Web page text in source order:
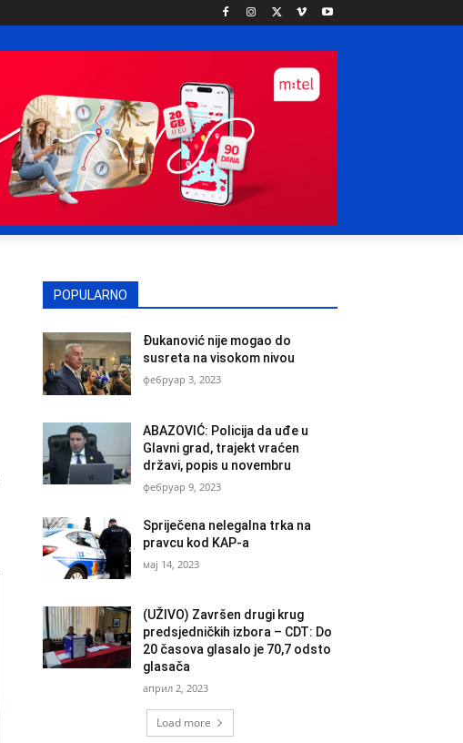
POPULARNO
Đukanović nije mogao do
susreta na visokom nivou
фебруар 3, 2023
ABAZOVIĆ: Policija da uđe u
Glavni grad, trajekt vraćen
državi, popis u novembru
фебруар 9, 2023
Spriječena nelegalna trka na
pravcu kod KAP-a
мај 14, 2023
(UŽIVO) Završen drugi krug
predsjedničkih izbora – CDT: Do
20 časova glasalo je 70,7 odsto
glasača
април 2, 2023
Load more